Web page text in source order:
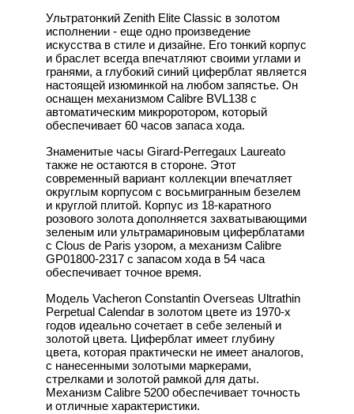
Ультратонкий Zenith Elite Classic в золотом
исполнении - еще одно произведение
искусства в стиле и дизайне. Его тонкий корпус
и браслет всегда впечатляют своими углами и
гранями, а глубокий синий циферблат является
настоящей изюминкой на любом запястье. Он
оснащен механизмом Calibre BVL138 с
автоматическим микроротором, который
обеспечивает 60 часов запаса хода.
Знаменитые часы Girard-Perregaux Laureato
также не остаются в стороне. Этот
современный вариант коллекции впечатляет
округлым корпусом с восьмигранным безелем
и круглой плитой. Корпус из 18-каратного
розового золота дополняется захватывающими
зеленым или ультрамариновым циферблатами
с Clous de Paris узором, а механизм Calibre
GP01800-2317 с запасом хода в 54 часа
обеспечивает точное время.
Модель Vacheron Constantin Overseas Ultrathin
Perpetual Calendar в золотом цвете из 1970-х
годов идеально сочетает в себе зеленый и
золотой цвета. Циферблат имеет глубину
цвета, которая практически не имеет аналогов,
с нанесенными золотыми маркерами,
стрелками и золотой рамкой для даты.
Механизм Calibre 5200 обеспечивает точность
и отличные характеристики.